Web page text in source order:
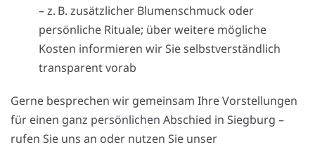
– z. B. zusätzlicher Blumenschmuck oder
persönliche Rituale; über weitere mögliche
Kosten informieren wir Sie selbstverständlich
transparent vorab
Gerne besprechen wir gemeinsam Ihre Vorstellungen
für einen ganz persönlichen Abschied in Siegburg –
rufen Sie uns an oder nutzen Sie unser